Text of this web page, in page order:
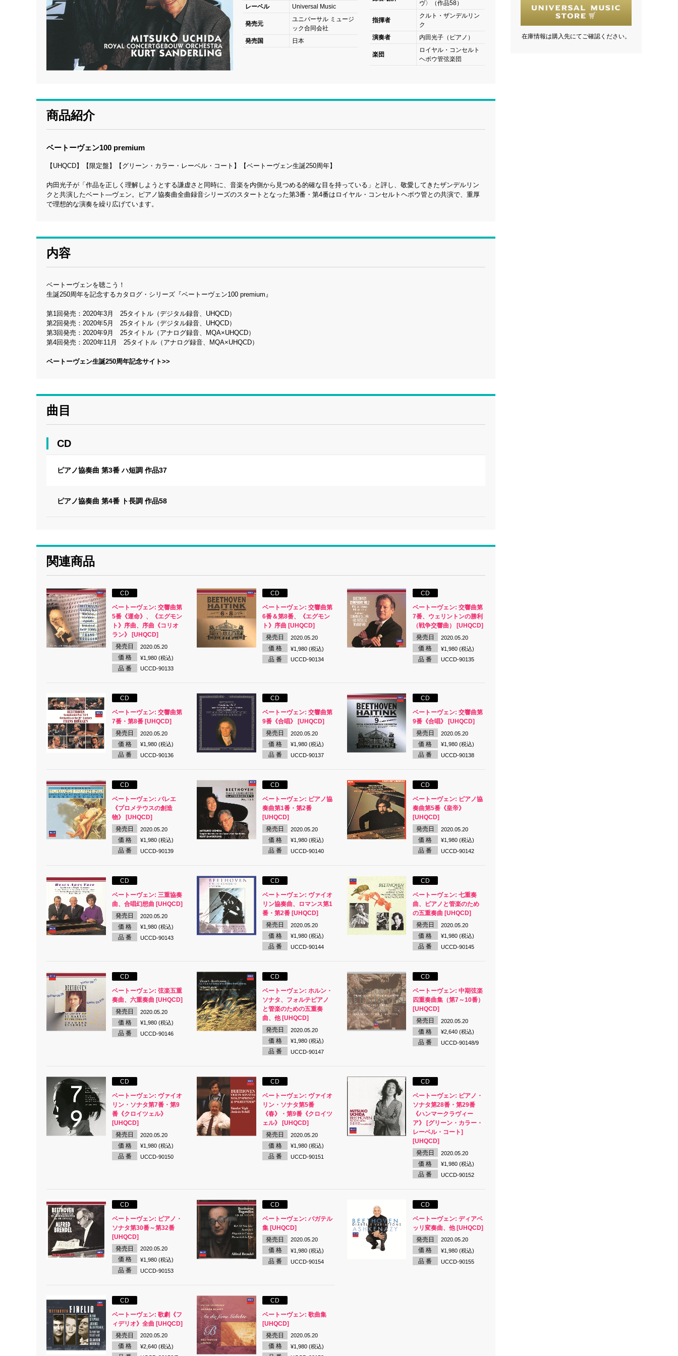
レーベル Universal Music
発売元
ユニバーサル ミュージ
ック合同会社
発売国
日本
ヴ〉（作品58）
指揮者
クルト・ザンデルリン
ク
演奏者
内田光子（ピアノ）
楽団
ロイヤル・コンセルト
ヘボウ管弦楽団
商品紹介
ベートーヴェン100 premium
【UHQCD】【限定盤】【グリーン・カラー・レーベル・コート】【ベートーヴェン生誕250周年】
内田光子が「作品を正しく理解しようとする謙虚さと同時に、音楽を内側から見つめる的確な目を持っている」と評し、敬愛してきたザンデルリン
クと共演したベート—ヴェン。ピアノ協奏曲全曲録音シリーズのスタートとなった第3番・第4番はロイヤル・コンセルトヘボウ管との共演で、重厚
で理想的な演奏を繰り広げています。
内容
ベートーヴェンを聴こう！
生誕250周年を記念するカタログ・シリーズ『ベートーヴェン100 premium』
第1回発売：2020年3月 25タイトル（デジタル録音、UHQCD）
第2回発売：2020年5月 25タイトル（デジタル録音、UHQCD）
第3回発売：2020年9月 25タイトル（アナログ録音、MQA×UHQCD）
第4回発売：2020年11月 25タイトル（アナログ録音、MQA×UHQCD）
ベートーヴェン生誕250周年記念サイト>>
曲目
CD
ピアノ協奏曲 第3番 ハ短調 作品37
ピアノ協奏曲 第4番 ト長調 作品58
関連商品
CD
ベートーヴェン: 交響曲第
5番《運命》、《エグモン
ト》序曲、序曲《コリオ
ラン》 [UHQCD]
発売日
2020.05.20
価 格 ¥1,980 (税込)
品 番 UCCD-90133
CD
ベートーヴェン: 交響曲第
6番＆第8番、《エグモン
ト》序曲 [UHQCD]
発売日
2020.05.20
価 格 ¥1,980 (税込)
品 番 UCCD-90134
CD
ベートーヴェン: 交響曲第
7番、ウェリントンの勝利
（戦争交響曲） [UHQCD]
発売日
2020.05.20
価 格 ¥1,980 (税込)
品 番 UCCD-90135
CD
ベートーヴェン: 交響曲第
7番・第8番 [UHQCD]
発売日
2020.05.20
価 格 ¥1,980 (税込)
品 番 UCCD-90136
CD
ベートーヴェン: 交響曲第
9番《合唱》 [UHQCD]
発売日
2020.05.20
価 格 ¥1,980 (税込)
品 番 UCCD-90137
CD
ベートーヴェン: 交響曲第
9番《合唱》 [UHQCD]
発売日
2020.05.20
価 格 ¥1,980 (税込)
品 番 UCCD-90138
CD
ベートーヴェン: バレエ
《プロメテウスの創造
物》 [UHQCD]
発売日
2020.05.20
価 格 ¥1,980 (税込)
品 番 UCCD-90139
CD
ベートーヴェン: ピアノ協
奏曲第1番・第2番
[UHQCD]
発売日
2020.05.20
価 格 ¥1,980 (税込)
品 番 UCCD-90140
CD
ベートーヴェン: ピアノ協
奏曲第5番《皇帝》
[UHQCD]
発売日
2020.05.20
価 格 ¥1,980 (税込)
品 番 UCCD-90142
CD
ベートーヴェン: 三重協奏
曲、合唱幻想曲 [UHQCD]
発売日
2020.05.20
価 格 ¥1,980 (税込)
品 番 UCCD-90143
CD
ベートーヴェン: ヴァイオ
リン協奏曲、ロマンス第1
番・第2番 [UHQCD]
発売日
2020.05.20
価 格 ¥1,980 (税込)
品 番 UCCD-90144
CD
ベートーヴェン: 七重奏
曲、ピアノと管楽のため
の五重奏曲 [UHQCD]
発売日
2020.05.20
価 格 ¥1,980 (税込)
品 番 UCCD-90145
CD
ベートーヴェン: 弦楽五重
奏曲、六重奏曲 [UHQCD]
発売日
2020.05.20
価 格 ¥1,980 (税込)
品 番 UCCD-90146
CD
ベートーヴェン: ホルン・
ソナタ、フォルテピアノ
と管楽のための五重奏
曲、他 [UHQCD]
発売日
2020.05.20
価 格 ¥1,980 (税込)
品 番 UCCD-90147
CD
ベートーヴェン: 中期弦楽
四重奏曲集（第7～10番）
[UHQCD]
発売日
2020.05.20
価 格 ¥2,640 (税込)
品 番 UCCD-90148/9
CD
ベートーヴェン: ヴァイオ
リン・ソナタ第7番・第9
番《クロイツェル》
[UHQCD]
発売日
2020.05.20
価 格 ¥1,980 (税込)
品 番 UCCD-90150
CD
ベートーヴェン: ヴァイオ
リン・ソナタ第5番
《春》・第9番《クロイツ
ェル》 [UHQCD]
発売日
2020.05.20
価 格 ¥1,980 (税込)
品 番 UCCD-90151
CD
ベートーヴェン: ピアノ・
ソナタ第28番・第29番
《ハンマークラヴィー
ア》 [グリーン・カラー・
レーベル・コート]
[UHQCD]
発売日
2020.05.20
価 格 ¥1,980 (税込)
品 番 UCCD-90152
CD
ベートーヴェン: ピアノ・
ソナタ第30番～第32番
[UHQCD]
発売日
2020.05.20
価 格 ¥1,980 (税込)
品 番 UCCD-90153
CD
ベートーヴェン: バガテル
集 [UHQCD]
発売日
2020.05.20
価 格 ¥1,980 (税込)
品 番 UCCD-90154
CD
ベートーヴェン: ディアベ
ッリ変奏曲、他 [UHQCD]
発売日
2020.05.20
価 格 ¥1,980 (税込)
品 番 UCCD-90155
CD
ベートーヴェン: 歌劇《フ
ィデリオ》全曲 [UHQCD]
発売日
2020.05.20
価 格 ¥2,640 (税込)
CD
ベートーヴェン: 歌曲集
[UHQCD]
発売日
2020.05.20
価 格 ¥1,980 (税込)
在庫情報は購入先にてご確認ください。